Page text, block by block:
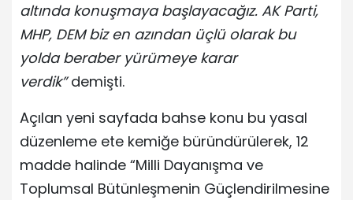
altında konuşmaya başlayacağız. AK Parti,
MHP, DEM biz en azından üçlü olarak bu
yolda beraber yürümeye karar
verdik”demişti.
Açılan yeni sayfada bahse konu bu yasal
düzenleme ete kemiğe büründürülerek, 12
madde halinde “Milli Dayanışma ve
Toplumsal Bütünleşmenin Güçlendirilmesine